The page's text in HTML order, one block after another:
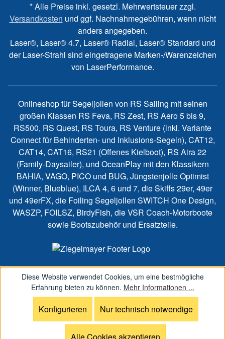
* Alle Preise inkl. gesetzl. Mehrwertsteuer zzgl.
Versandkosten und ggf. Nachnahmegebühren, wenn nicht
anders angegeben.
Laser®, Laser® 4.7, Laser® Radial, Laser® Standard und
der Laser-Strahl sind eingetragene Marken-/Warenzeichen
von LaserPerformance.
Onlineshop für Segeljollen von RS Sailing mit seinen
großen Klassen RS Feva, RS Zest, RS Aero 5 bis 9,
RS500, RS Quest, RS Toura, RS Venture (inkl. Variante
Connect für Behinderten- und Inklusions-Segeln), CAT12,
CAT14, CAT16, RS21 (Offenes Kielboot), RS Aira 22
(Family-Daysailer), und OceanPlay mit den Klassikern
BAHIA, VAGO, PICO und BUG, Jüngstenjolle Optimist
(Winner, Blueblue), ILCA 4, 6 und 7, die Skiffs 29er, 49er
und 49erFX, die Foiling Segeljollen SWITCH One Design,
WASZP, FOILSZ, BirdyFish, die VSR Coach-Motorboote
sowie Bootszubehör und Ersatzteile.
Diese Website verwendet Cookies, um eine bestmögliche
Erfahrung bieten zu können. Mehr Informationen ...
Nur technisch notwendige
Konfigurieren